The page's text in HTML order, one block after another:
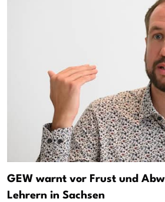
GEW warnt vor Frust und
Lehrern in Sachsen